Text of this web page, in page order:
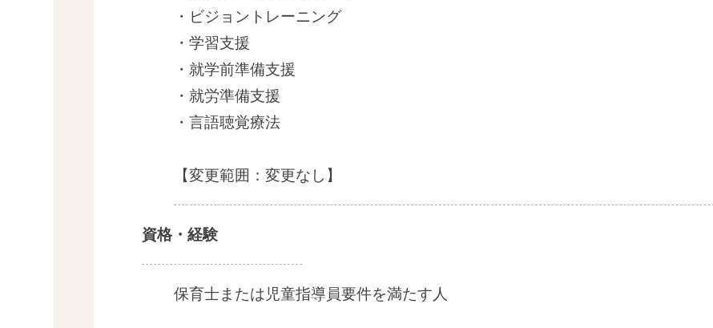
・ビジョントレーニング
・学習支援
・就学前準備支援
・就労準備支援
・言語聴覚療法
【変更範囲：変更なし】
資格・経験
保育士または児童指導員要件を満たす人